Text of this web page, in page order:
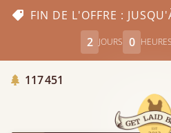
FIN DE L'OFFRE :
2 JOURS 0 HEURES
117 451